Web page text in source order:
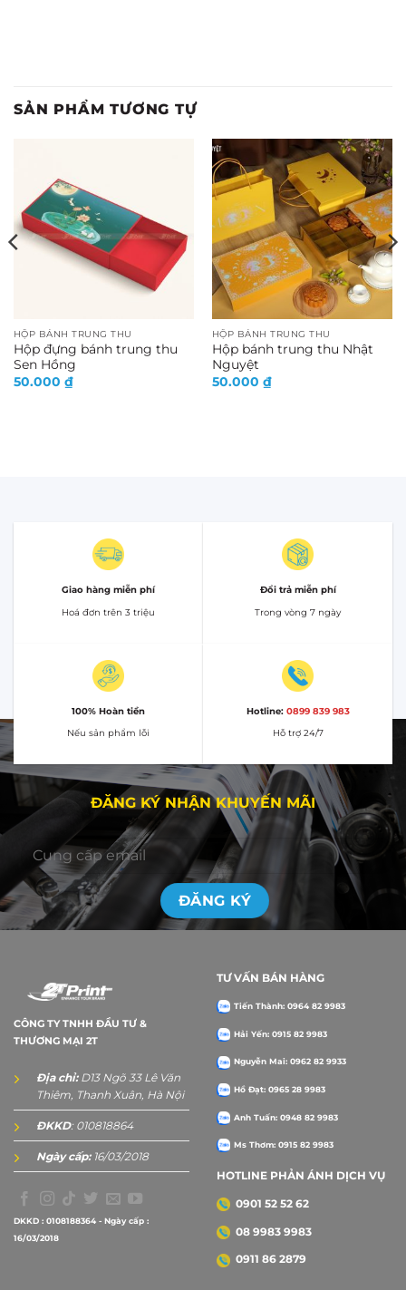
SẢN PHẨM TƯƠNG TỰ
HỘP BÁNH TRUNG THU
Hộp đựng bánh trung thu
Sen Hồng
50.000 ₫
HỘP BÁNH TRUNG THU
Hộp bánh trung thu Nhật
Nguyệt
50.000 ₫
Giao hàng miễn phí
Hoá đơn trên 3 triệu
Đổi trả miễn phí
Trong vòng 7 ngày
100% Hoàn tiền
Nếu sản phẩm lỗi
Hotline: 0899 839 983
Hỗ trợ 24/7
ĐĂNG KÝ NHẬN KHUYẾN MÃI
CÔNG TY TNHH ĐẦU TƯ &
THƯƠNG MẠI 2T
Địa chỉ:D13 Ngõ 33 Lê Văn
Thiêm, Thanh Xuân, Hà Nội
ĐKKD: 010818864
Ngày cấp:16/03/2018
DKKD : 0108188364 - Ngày cấp :
16/03/2018
TƯ VẤN BÁN HÀNG
Tiến Thành: 0964 82 9983
Hải Yến: 0915 82 9983
Nguyễn Mai: 0962 82 9933
Hồ Đạt: 0965 28 9983
Anh Tuấn: 0948 82 9983
Ms Thơm: 0915 82 9983
HOTLINE PHẢN ÁNH DỊCH VỤ
0901 52 52 62
08 9983 9983
0911 86 2879